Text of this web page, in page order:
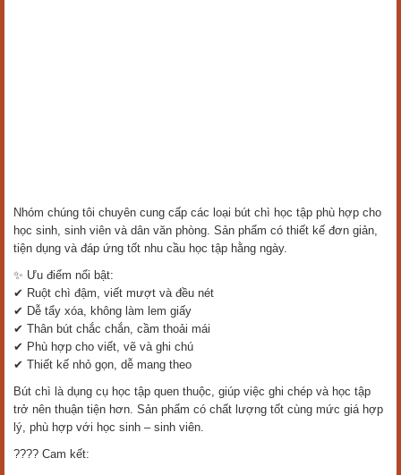
Nhóm chúng tôi chuyên cung cấp các loại bút chì học tập phù hợp cho
học sinh, sinh viên và dân văn phòng. Sản phẩm có thiết kế đơn giản,
tiện dụng và đáp ứng tốt nhu cầu học tập hằng ngày.
✨ Ưu điểm nổi bật:
✔ Ruột chì đậm, viết mượt và đều nét
✔ Dễ tẩy xóa, không làm lem giấy
✔ Thân bút chắc chắn, cầm thoải mái
✔ Phù hợp cho viết, vẽ và ghi chú
✔ Thiết kế nhỏ gọn, dễ mang theo
Bút chì là dụng cụ học tập quen thuộc, giúp việc ghi chép và học tập
trở nên thuận tiện hơn. Sản phẩm có chất lượng tốt cùng mức giá hợp
lý, phù hợp với học sinh – sinh viên.
???? Cam kết: